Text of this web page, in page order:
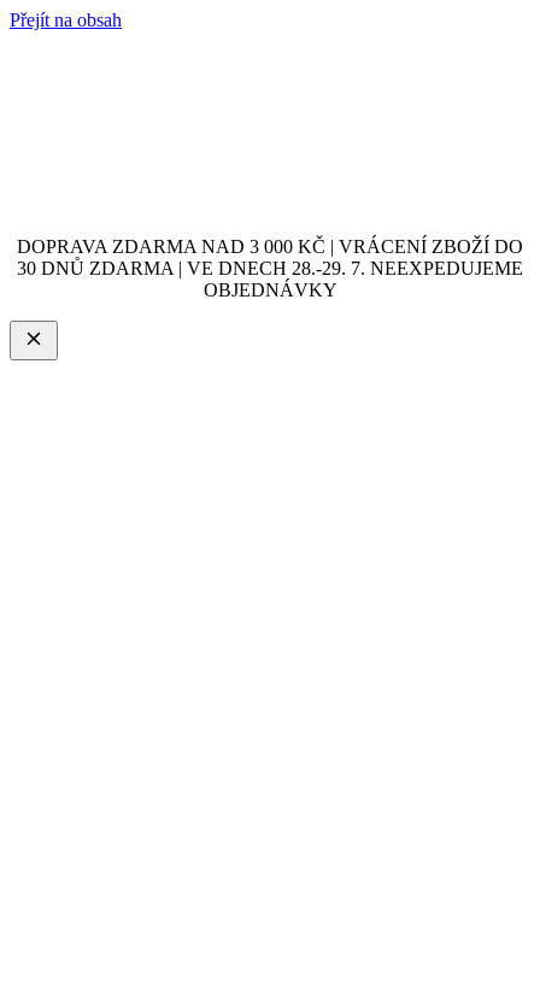
Přejít na obsah
DOPRAVA ZDARMA NAD 3 000 KČ | VRÁCENÍ ZBOŽÍ DO
30 DNŮ ZDARMA | VE DNECH 28.-29. 7. NEEXPEDUJEME
OBJEDNÁVKY